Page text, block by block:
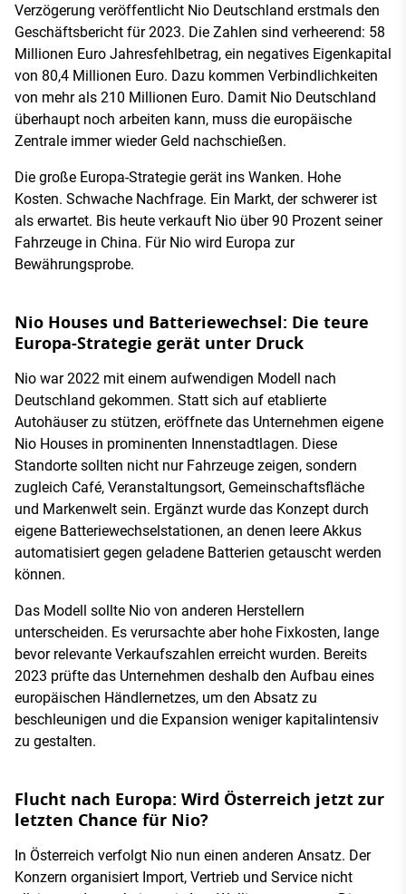
Verzögerung veröffentlicht Nio Deutschland erstmals den
Geschäftsbericht für 2023. Die Zahlen sind verheerend: 58
Millionen Euro Jahresfehlbetrag, ein negatives Eigenkapital
von 80,4 Millionen Euro. Dazu kommen Verbindlichkeiten
von mehr als 210 Millionen Euro. Damit Nio Deutschland
überhaupt noch arbeiten kann, muss die europäische
Zentrale immer wieder Geld nachschießen.
Die große Europa-Strategie gerät ins Wanken. Hohe
Kosten. Schwache Nachfrage. Ein Markt, der schwerer ist
als erwartet. Bis heute verkauft Nio über 90 Prozent seiner
Fahrzeuge in China. Für Nio wird Europa zur
Bewährungsprobe.
Nio Houses und Batteriewechsel: Die teure
Europa-Strategie gerät unter Druck
Nio war 2022 mit einem aufwendigen Modell nach
Deutschland gekommen. Statt sich auf etablierte
Autohäuser zu stützen, eröffnete das Unternehmen eigene
Nio Houses in prominenten Innenstadtlagen. Diese
Standorte sollten nicht nur Fahrzeuge zeigen, sondern
zugleich Café, Veranstaltungsort, Gemeinschaftsfläche
und Markenwelt sein. Ergänzt wurde das Konzept durch
eigene Batteriewechselstationen, an denen leere Akkus
automatisiert gegen geladene Batterien getauscht werden
können.
Das Modell sollte Nio von anderen Herstellern
unterscheiden. Es verursachte aber hohe Fixkosten, lange
bevor relevante Verkaufszahlen erreicht wurden. Bereits
2023 prüfte das Unternehmen deshalb den Aufbau eines
europäischen Händlernetzes, um den Absatz zu
beschleunigen und die Expansion weniger kapitalintensiv
zu gestalten.
Flucht nach Europa: Wird Österreich jetzt zur
letzten Chance für Nio?
In Österreich verfolgt Nio nun einen anderen Ansatz. Der
Konzern organisiert Import, Vertrieb und Service nicht